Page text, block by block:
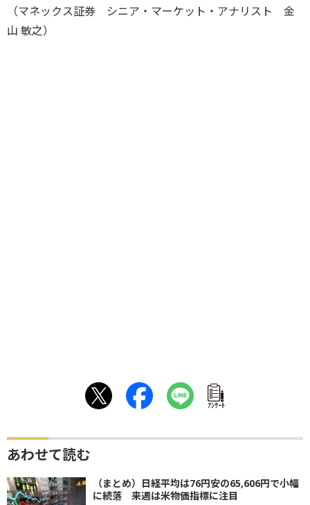
（マネックス証券 シニア・マーケット・アナリスト 金
山 敏之）
ｱﾝｹｰﾄ
あわせて読む
（まとめ）日経平均は76円安の65,606円で小幅
に続落 来週は米物価指標に注目